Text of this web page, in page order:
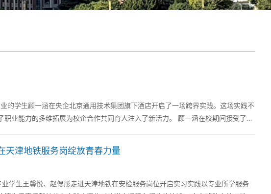
的学生顾一涵在央企北京通用技术集团旗下酒店开启了一场跨界实践。这场实践不
维拓展为校企合作共同育人注入了新活力。 顾一涵在校期间接受了全
天津地铁服务岗绽放青春力量
学生王馨悦、赵偲彤走进天津地铁在安检服务岗位开启实习实践以专业所学服务